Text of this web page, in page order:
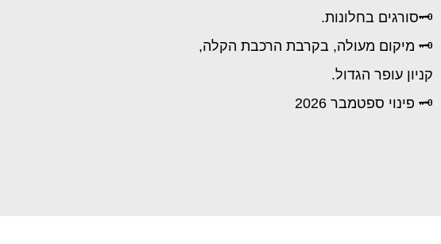
🗝️סורגים בחלונות.
🗝️ מיקום מעולה, בקרבת הרכבת הקלה,
קניון עופר הגדול.
🗝️ פינוי ספטמבר 2026